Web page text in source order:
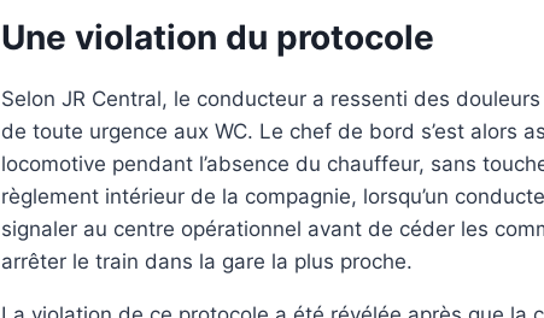
Une violation du protocole
Selon JR Central, le conducteur a ressenti des
de toute urgence aux WC. Le chef de bord s’est alors
locomotive pendant l’absence du chauffeur, sans
règlement intérieur de la compagnie, lorsqu’un
signaler au centre opérationnel avant de céder les
arrêter le train dans la gare la plus proche.